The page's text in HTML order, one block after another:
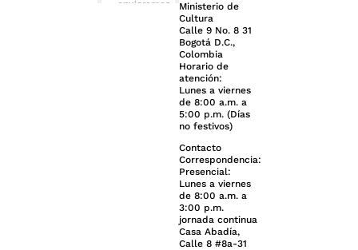
Ministerio de
Cultura
Calle 9 No. 8 31
Bogotá D.C.,
Colombia
Horario de
atención:
Lunes a viernes
de 8:00 a.m. a
5:00 p.m. (Días
no festivos)
Contacto
Correspondencia:
Presencial:
Lunes a viernes
de 8:00 a.m. a
3:00 p.m.
jornada continua
Casa Abadía,
Calle 8 #8a-31